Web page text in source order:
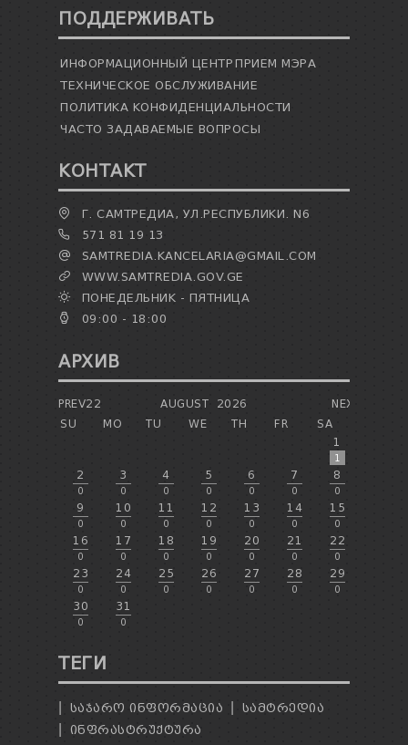
ПОДДЕРЖИВАТЬ
ИНФОРМАЦИОННЫЙ ЦЕНТРПРИЕМ МЭРА
ТЕХНИЧЕСКОЕ ОБСЛУЖИВАНИЕ
ПОЛИТИКА КОНФИДЕНЦИАЛЬНОСТИ
ЧАСТО ЗАДАВАЕМЫЕ ВОПРОСЫ
КОНТАКТ
Г. САМТРЕДИА, УЛ.РЕСПУБЛИКИ. N6
571 81 19 13
SAMTREDIA.KANCELARIA@GMAIL.COM
WWW.SAMTREDIA.GOV.GE
ПОНЕДЕЛЬНИК - ПЯТНИЦА
09:00 - 18:00
АРХИВ
PREV22 NEXT
AUGUST
2026
SU
MO TU WE TH FR
SA
1
1
2
0
3
0
4
0
5
0
6
0
7
0
8
0
9
0
10
0
11
0
12
0
13
0
14
0
15
0
16
0
17
0
18
0
19
0
20
0
21
0
22
0
23
0
24
0
25
0
26
0
27
0
28
0
29
0
30
0
31
0
ТЕГИ
ᲡᲐᲯᲐᲠᲝ ᲘᲜᲤᲝᲠᲛᲐᲪᲘᲐ
ᲡᲐᲛᲢᲠᲔᲓᲘᲐ
ᲘᲜᲤᲠᲐᲡᲢᲠᲣᲥᲢᲣᲠᲐ